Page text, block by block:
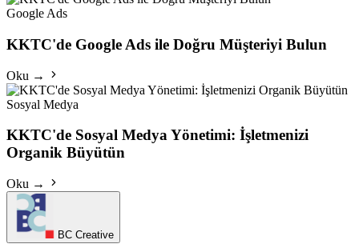
Google Ads
KKTC'de Google Ads ile Doğru Müşteriyi Bulun
Oku →
Sosyal Medya
KKTC'de Sosyal Medya Yönetimi: İşletmenizi
Organik Büyütün
Oku →
BC Creative